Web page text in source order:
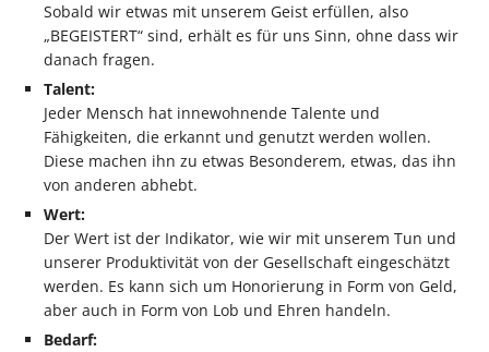
Sobald wir etwas mit unserem Geist erfüllen, also
„BEGEISTERT“ sind, erhält es für uns Sinn, ohne dass wir
danach fragen.
Talent:
Jeder Mensch hat innewohnende Talente und
Fähigkeiten, die erkannt und genutzt werden wollen.
Diese machen ihn zu etwas Besonderem, etwas, das ihn
von anderen abhebt.
Wert:
Der Wert ist der Indikator, wie wir mit unserem Tun und
unserer Produktivität von der Gesellschaft eingeschätzt
werden. Es kann sich um Honorierung in Form von Geld,
aber auch in Form von Lob und Ehren handeln.
Bedarf: